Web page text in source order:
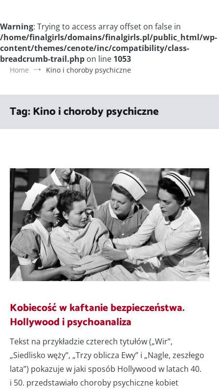
Warning: Trying to access array offset on false in
/home/finalgirls/domains/finalgirls.pl/public_html/wp-
content/themes/cenote/inc/compatibility/class-
breadcrumb-trail.php on line 1053
Home Kino i choroby psychiczne
Tag:Kino i choroby psychiczne
Kobiecość w kaftanie bezpieczeństwa.
Hollywood i psychoanaliza
Tekst na przykładzie czterech tytułów („Wir”,
„Siedlisko węży”, „Trzy oblicza Ewy” i „Nagle, zeszłego
lata”) pokazuje w jaki sposób Hollywood w latach 40.
i 50. przedstawiało choroby psychiczne kobiet